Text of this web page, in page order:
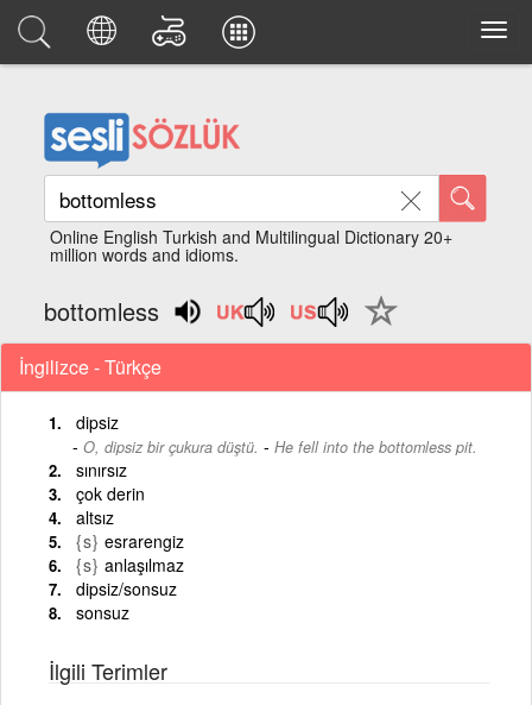
Online English Turkish and Multilingual Dictionary 20+
million words and idioms.
bottomless
İngilizce - Türkçe
dipsiz
O, dipsiz bir çukura düştü. - He fell into the bottomless pit.
sınırsız
çok derin
altsız
{s} esrarengiz
{s} anlaşılmaz
dipsiz/sonsuz
sonsuz
İlgili Terimler